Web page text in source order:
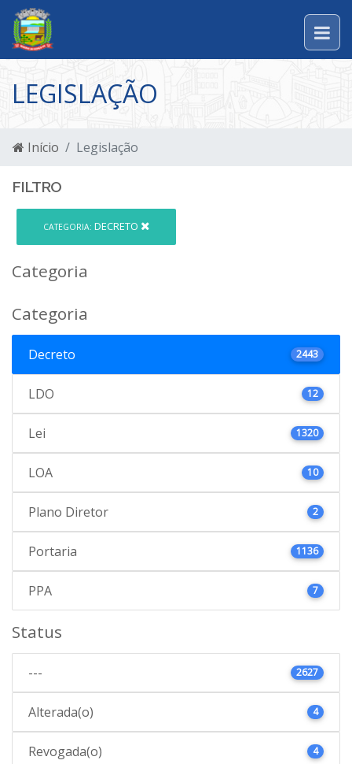
LEGISLAÇÃO
Início Legislação
FILTRO
CATEGORIA: DECRETO
Categoria
Categoria
Decreto 2443
LDO 12
Lei 1320
LOA 10
Plano Diretor 2
Portaria 1136
PPA 7
Status
--- 2627
Alterada(o) 4
Revogada(o) 4